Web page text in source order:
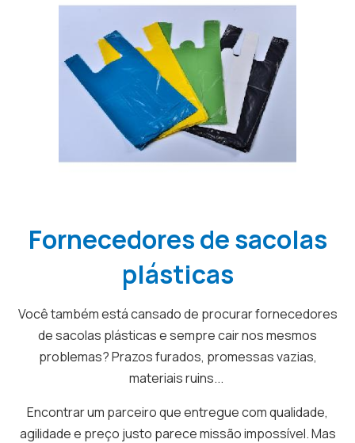
Fornecedores de sacolas
plásticas
Você também está cansado de procurar fornecedores
de sacolas plásticas e sempre cair nos mesmos
problemas? Prazos furados, promessas vazias,
materiais ruins...
Encontrar um parceiro que entregue com qualidade,
agilidade e preço justo parece missão impossível. Mas